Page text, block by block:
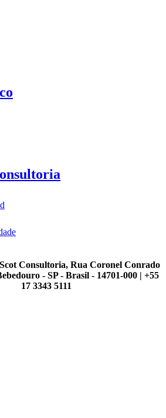
Consultoria, Rua Coronel Conrado
- SP - Brasil - 14701-000 | +55
17 3343 5111